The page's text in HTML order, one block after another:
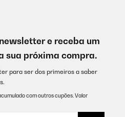
e receba um
sua próxima compra.
para ser dos primeiros a saber
com outros cupões. Valor